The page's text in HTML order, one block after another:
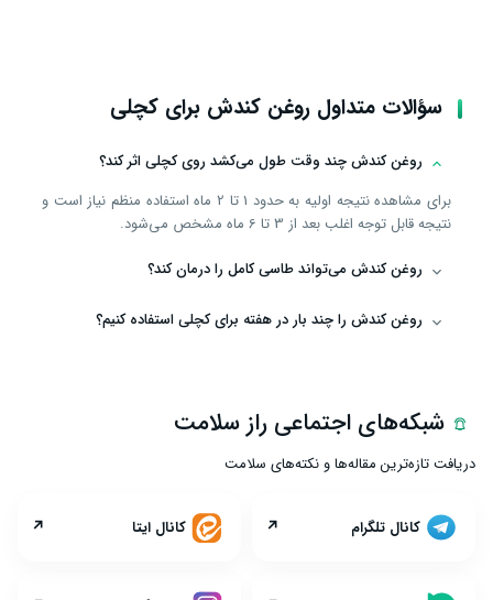
سؤالات متداول روغن کندش برای کچلی
روغن کندش چند وقت طول می‌کشد روی کچلی اثر کند؟
برای مشاهده نتیجه اولیه به حدود 1 تا 2 ماه استفاده منظم نیاز است و
نتیجه قابل توجه اغلب بعد از 3 تا 6 ماه مشخص می‌شود.
روغن کندش می‌تواند طاسی کامل را درمان کند؟
روغن کندش را چند بار در هفته برای کچلی استفاده کنیم؟
شبکه‌های اجتماعی راز سلامت
دریافت تازه‌ترین مقاله‌ها و نکته‌های سلامت
کانال تلگرام ↗ کانال ایتا ↗